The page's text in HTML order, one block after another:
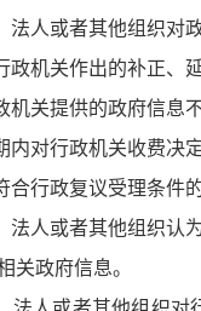
人或者其他组织对政
政机关作出的补正、
机关提供的政府信息
内对行政机关收费决
合行政复议受理条件
人或者其他组织认为
关政府信息。